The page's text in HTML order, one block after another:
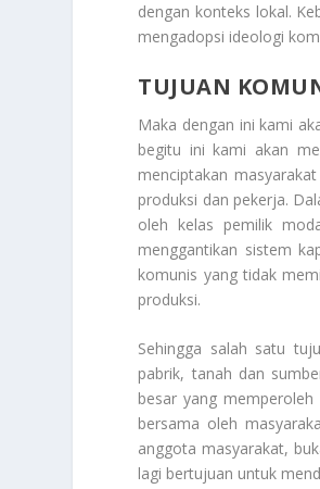
dengan konteks lokal.
mengadopsi ideologi
TUJUAN
Maka dengan ini kami
begitu ini kami akan
menciptakan
produksi dan pekerja.
oleh kelas pemilik
menggantikan sistem
komunis yang tidak
produksi.
Sehingga salah satu
pabrik, tanah dan
besar yang
bersama oleh
anggota masyarakat,
lagi bertujuan untuk